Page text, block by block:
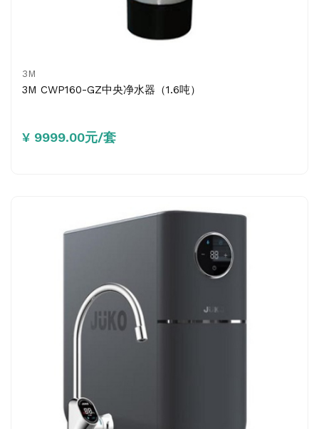
3M
3M CWP160-GZ中央净水器（1.6吨）
¥ 9999.00元/套